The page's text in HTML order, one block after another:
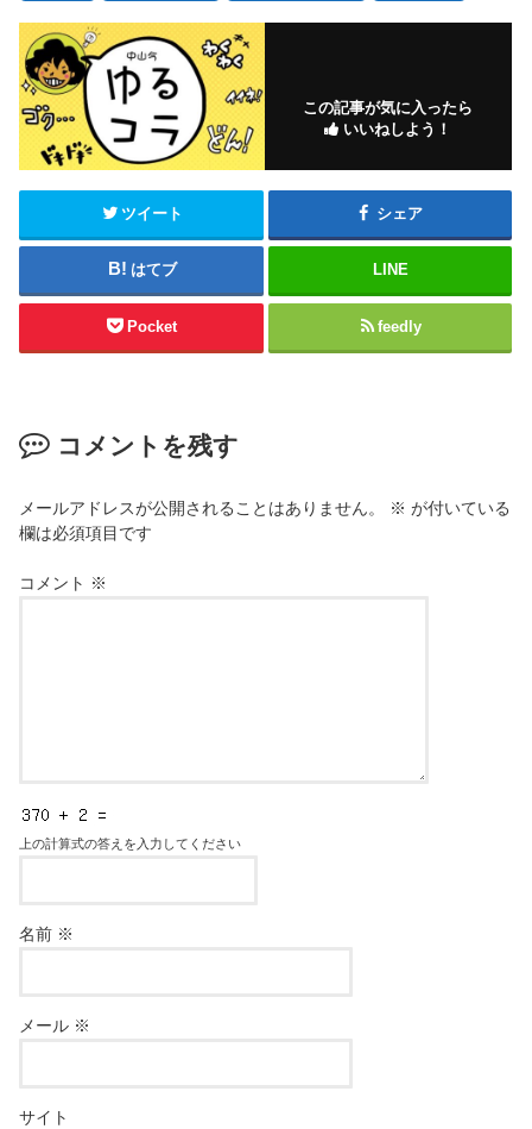
この記事が気に入ったら
いいねしよう！
ツイート シェア
はてブ LINE
Pocket feedly
コメントを残す
メールアドレスが公開されることはありません。 ※ が付いている
欄は必須項目です
コメント ※
上の計算式の答えを入力してください
名前 ※
メール ※
サイト